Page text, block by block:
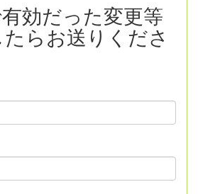
効だった変更等
らお送りくださ